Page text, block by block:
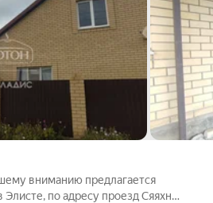
вниманию предлагается